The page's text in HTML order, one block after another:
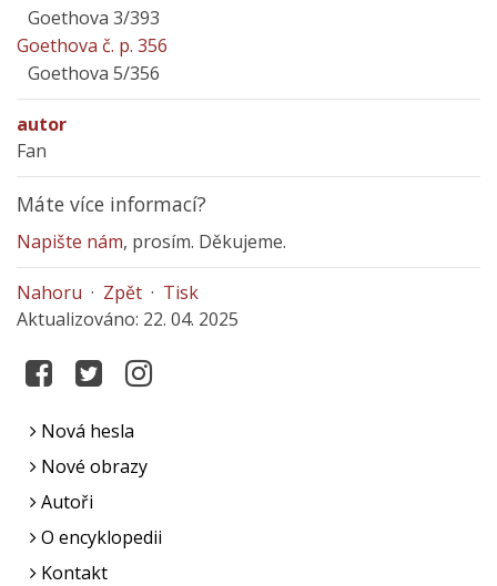
Goethova 3/393
Goethova č. p. 356
Goethova 5/356
autor
Fan
Máte více informací?
Napište nám, prosím. Děkujeme.
Nahoru · Zpět · Tisk
Aktualizováno: 22. 04. 2025
Nová hesla
Nové obrazy
Autoři
O encyklopedii
Kontakt